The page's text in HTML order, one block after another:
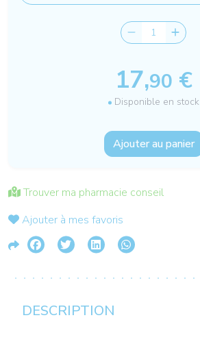
17,90 €
Disponible en stock
Ajouter au panier
Trouver ma pharmacie conseil
Ajouter à mes favoris
DESCRIPTION